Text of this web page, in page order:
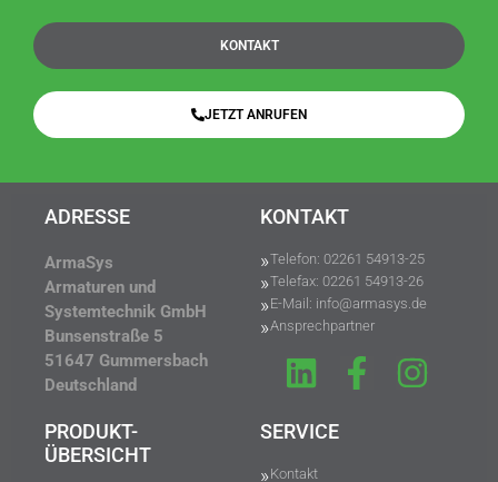
KONTAKT
JETZT ANRUFEN
ADRESSE
ArmaSys
Armaturen und
Systemtechnik GmbH
Bunsenstraße 5
51647 Gummersbach
Deutschland
KONTAKT
Telefon: 02261 54913-25
Telefax: 02261 54913-26
E-Mail: info@armasys.de
Ansprechpartner
PRODUKT-
ÜBERSICHT
SERVICE
Kontakt